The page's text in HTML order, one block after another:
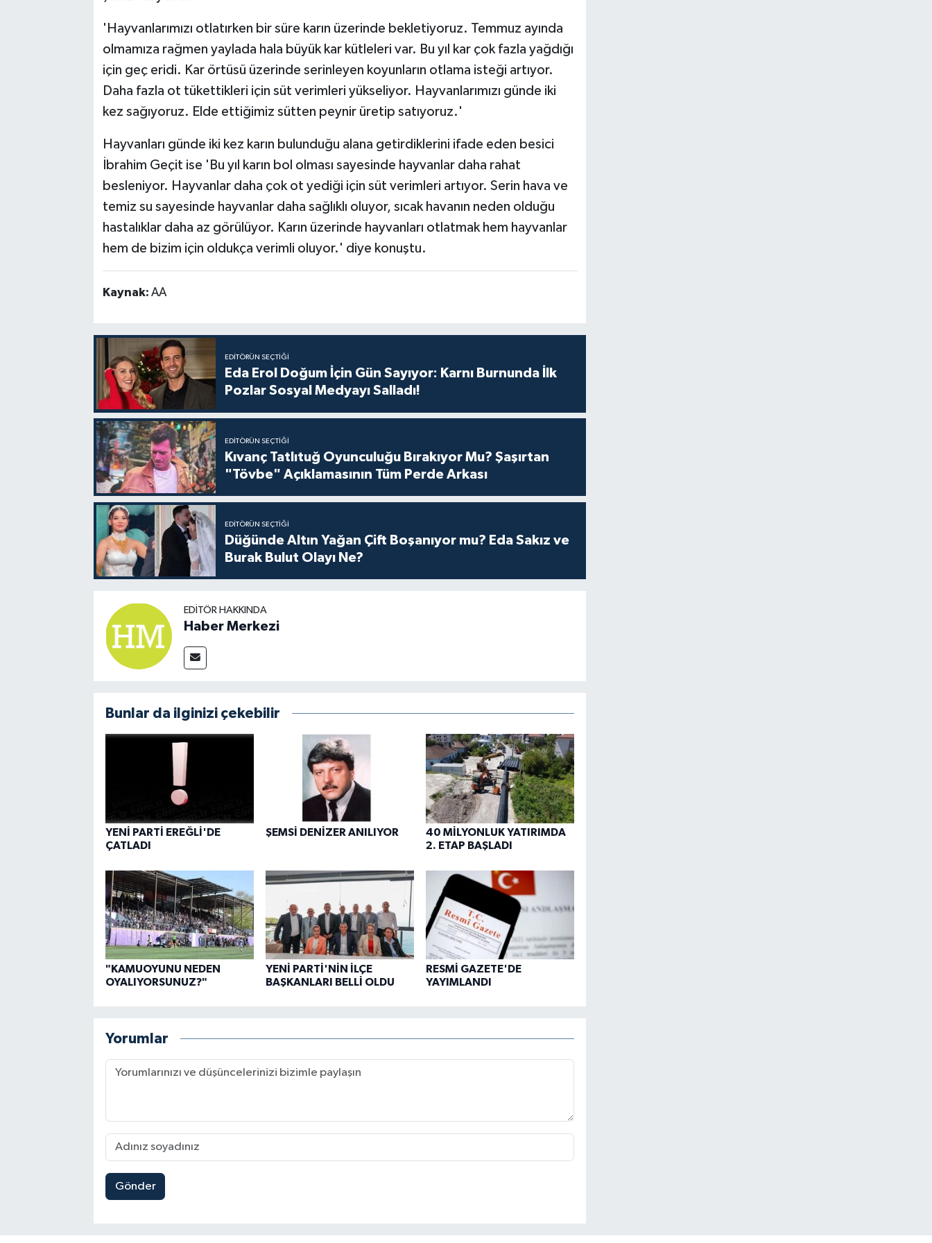
'Hayvanlarımızı otlatırken bir süre karın üzerinde bekletiyoruz. Temmuz ayında
olmamıza rağmen yaylada hala büyük kar kütleleri var. Bu yıl kar çok fazla yağdığı
için geç eridi. Kar örtüsü üzerinde serinleyen koyunların otlama isteği artıyor.
Daha fazla ot tükettikleri için süt verimleri yükseliyor. Hayvanlarımızı günde iki
kez sağıyoruz. Elde ettiğimiz sütten peynir üretip satıyoruz.'
Hayvanları günde iki kez karın bulunduğu alana getirdiklerini ifade eden besici
İbrahim Geçit ise 'Bu yıl karın bol olması sayesinde hayvanlar daha rahat
besleniyor. Hayvanlar daha çok ot yediği için süt verimleri artıyor. Serin hava ve
temiz su sayesinde hayvanlar daha sağlıklı oluyor, sıcak havanın neden olduğu
hastalıklar daha az görülüyor. Karın üzerinde hayvanları otlatmak hem hayvanlar
hem de bizim için oldukça verimli oluyor.' diye konuştu.
Kaynak: AA
EDITÖRÜN SEÇTIĞI
Eda Erol Doğum İçin Gün Sayıyor: Karnı Burnunda İlk
Pozlar Sosyal Medyayı Salladı!
EDITÖRÜN SEÇTIĞI
Kıvanç Tatlıtuğ Oyunculuğu Bırakıyor Mu? Şaşırtan
"Tövbe" Açıklamasının Tüm Perde Arkası
EDITÖRÜN SEÇTIĞI
Düğünde Altın Yağan Çift Boşanıyor mu? Eda Sakız ve
Burak Bulut Olayı Ne?
EDITÖR HAKKINDA
Haber Merkezi
Bunlar da ilginizi çekebilir
YENİ PARTİ EREĞLİ'DE
ÇATLADI
ŞEMSİ DENİZER ANILIYOR
40 MİLYONLUK YATIRIMDA
2. ETAP BAŞLADI
"KAMUOYUNU NEDEN
OYALIYORSUNUZ?"
YENİ PARTİ'NİN İLÇE
BAŞKANLARI BELLİ OLDU
RESMİ GAZETE'DE
YAYIMLANDI
Yorumlar
Gönder